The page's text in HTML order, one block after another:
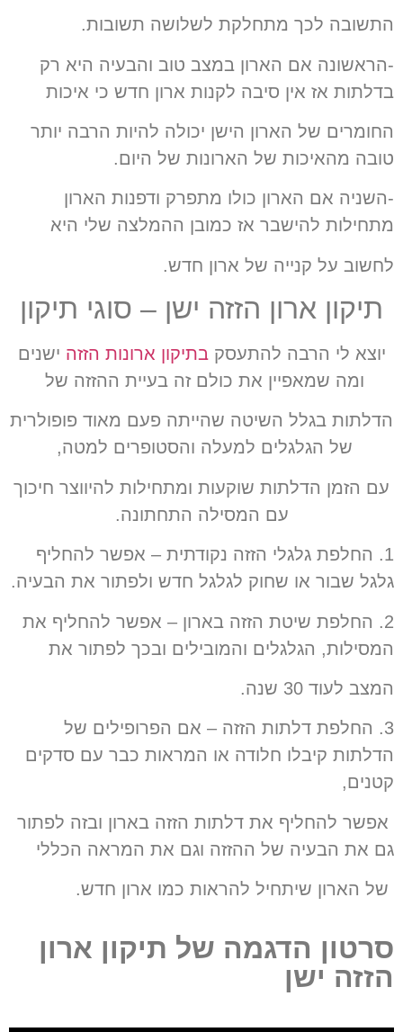
התשובה לכך מתחלקת לשלושה תשובות.
-הראשונה אם הארון במצב טוב והבעיה היא רק
בדלתות אז אין סיבה לקנות ארון חדש כי איכות
החומרים של הארון הישן יכולה להיות הרבה יותר
טובה מהאיכות של הארונות של היום.
-השניה אם הארון כולו מתפרק ודפנות הארון
מתחילות להישבר אז כמובן ההמלצה שלי היא
לחשוב על קנייה של ארון חדש.
תיקון ארון הזזה ישן – סוגי תיקון
יוצא לי הרבה להתעסקבתיקון ארונות הזזה ישנים
ומה שמאפיין את כולם זה בעיית ההזזה של
הדלתות בגלל השיטה שהייתה פעם מאוד פופולרית
של הגלגלים למעלה והסטופרים למטה,
עם הזמן הדלתות שוקעות ומתחילות להיווצר חיכוך
עם המסילה התחתונה.
1. החלפת גלגלי הזזה נקודתית – אפשר להחליף
גלגל שבור או שחוק לגלגל חדש ולפתור את הבעיה.
2. החלפת שיטת הזזה בארון – אפשר להחליף את
המסילות, הגלגלים והמובילים ובכך לפתור את
המצב לעוד 30 שנה.
3. החלפת דלתות הזזה – אם הפרופילים של
הדלתות קיבלו חלודה או המראות כבר עם סדקים
קטנים,
אפשר להחליף את דלתות הזזה בארון ובזה לפתור
גם את הבעיה של ההזזה וגם את המראה הכללי
של הארון שיתחיל להראות כמו ארון חדש.
סרטון הדגמה של תיקון ארון
הזזה ישן